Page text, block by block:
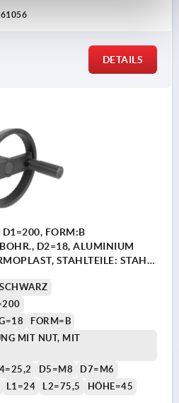
DETAILS
FORM:B
D2=18, ALUMINIUM
STAHLTEILE: STAHL,
FORM=B
MIT NUT, MIT
D5=M8
D7=M6
L1=24 L2=75,5
HÖHE=45